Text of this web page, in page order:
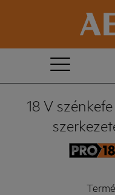
18 V